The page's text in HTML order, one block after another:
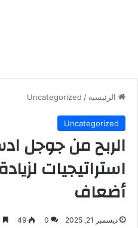
الرئيسية /
Uncategorized
Uncategorized
أضعاف
ديسمبر 21, 2025 0
49